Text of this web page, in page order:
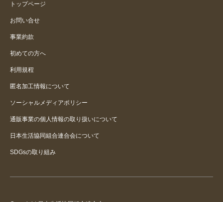
トップページ
お問い合せ
事業約款
初めての方へ
利用規程
匿名加工情報について
ソーシャルメディアポリシー
通販事業の個人情報の取り扱いについて
日本生活協同組合連合会について
SDGsの取り組み